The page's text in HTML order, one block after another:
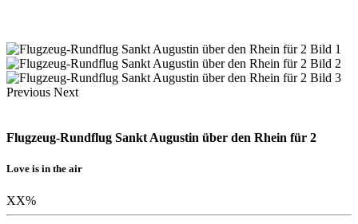
Previous Next
Flugzeug-Rundflug Sankt Augustin über den Rhein für 2
Love is in the air
XX%